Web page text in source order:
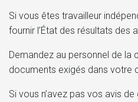
Si vous êtes travailleur
fournir l’État des résultats des
Demandez au personnel de la
documents exigés dans votre
Si vous n’avez pas vos avis